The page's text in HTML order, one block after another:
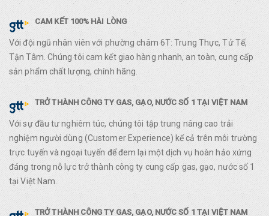
CAM KẾT 100% HÀI LÒNG
Với đội ngũ nhân viên với phường châm 6T: Trung Thực, Tử Tế,
Tận Tâm. Chúng tôi cam kết giao hàng nhanh, an toàn, cung cấp
sản phẩm chất lượng, chính hãng.
TRỞ THÀNH CÔNG TY GAS, GẠO, NƯỚC SỐ 1 TẠI VIỆT NAM
Với sự đầu tư nghiêm túc, chúng tôi tập trung nâng cao trải
nghiệm người dùng (Customer Experience) kể cả trên môi trường
trực tuyến và ngoại tuyến để đem lại một dịch vụ hoàn hảo xứng
đáng trong nỗ lực trở thành công ty cung cấp gas, gạo, nước số 1
tại Việt Nam.
TRỞ THÀNH CÔNG TY GAS, GẠO, NƯỚC SỐ 1 TẠI VIỆT NAM